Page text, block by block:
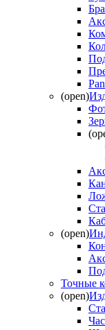
(open)
(open)
Точные
(open)